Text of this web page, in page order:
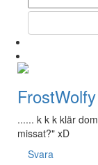
FrostWolfy
...... k k k klär
missat?" xD
Svara